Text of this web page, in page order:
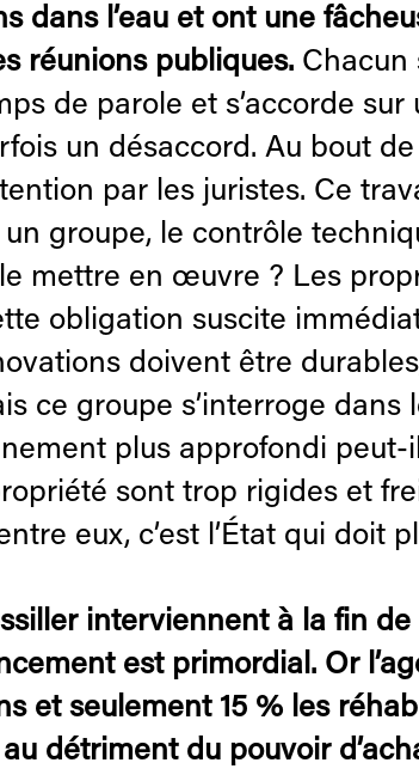
dans l’eau et ont une
réunions publiques. Chacun
de parole et s’accorde
un désaccord. Au bout
par les juristes. Ce
groupe, le contrôle
mettre en œuvre ? Les
obligation suscite
doivent être
ce groupe s’interroge
plus approfondi
sont trop rigides et
eux, c’est l’État qui doit
interviennent à la fin
est primordial. Or
et seulement 15 % les
détriment du pouvoir